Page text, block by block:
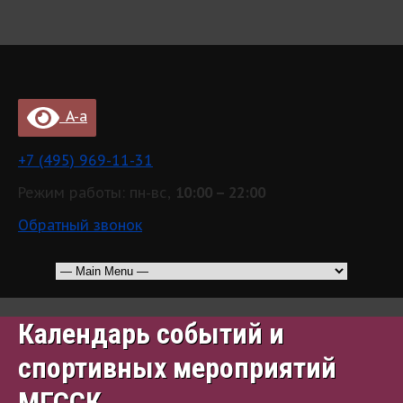
A-a
+7 (495) 969-11-31
Режим работы: пн-вс, 10:00 – 22:00
Обратный звонок
Календарь событий и
спортивных мероприятий